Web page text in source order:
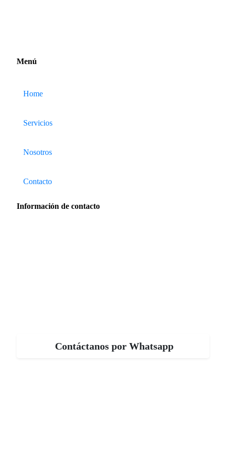
Menú
Home
Servicios
Nosotros
Contacto
Información de contacto
Contáctanos por Whatsapp